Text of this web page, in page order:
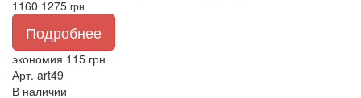
1160 1275 грн
Подробнее
экономия 115 грн
Арт. art49
В наличии